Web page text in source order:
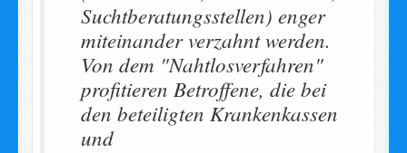
Suchtberatungsstellen) enger
miteinander verzahnt werden.
Von dem "Nahtlosverfahren"
profitieren Betroffene, die bei
den beteiligten Krankenkassen
und